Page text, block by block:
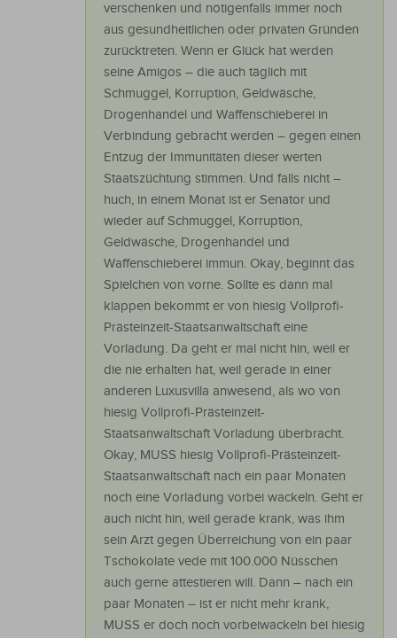
verschenken und nötigenfalls immer noch
aus gesundheitlichen oder privaten Gründen
zurücktreten. Wenn er Glück hat werden
seine Amigos – die auch täglich mit
Schmuggel, Korruption, Geldwäsche,
Drogenhandel und Waffenschieberei in
Verbindung gebracht werden – gegen einen
Entzug der Immunitäten dieser werten
Staatszüchtung stimmen. Und falls nicht –
huch, in einem Monat ist er Senator und
wieder auf Schmuggel, Korruption,
Geldwäsche, Drogenhandel und
Waffenschieberei immun. Okay, beginnt das
Spielchen von vorne. Sollte es dann mal
klappen bekommt er von hiesig Vollprofi-
Prästeinzeit-Staatsanwaltschaft eine
Vorladung. Da geht er mal nicht hin, weil er
die nie erhalten hat, weil gerade in einer
anderen Luxusvilla anwesend, als wo von
hiesig Vollprofi-Prästeinzeit-
Staatsanwaltschaft Vorladung überbracht.
Okay, MUSS hiesig Vollprofi-Prästeinzeit-
Staatsanwaltschaft nach ein paar Monaten
noch eine Vorladung vorbei wackeln. Geht er
auch nicht hin, weil gerade krank, was ihm
sein Arzt gegen Überreichung von ein paar
Tschokolate vede mit 100.000 Nüsschen
auch gerne attestieren will. Dann – nach ein
paar Monaten – ist er nicht mehr krank,
MUSS er doch noch vorbeiwackeln bei hiesig